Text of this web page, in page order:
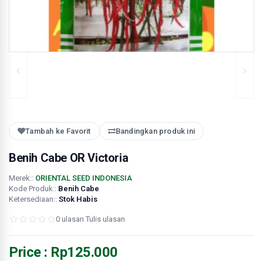
Tambah ke Favorit Bandingkan produk ini
Benih Cabe OR Victoria
Merek:: ORIENTAL SEED INDONESIA
Kode Produk:: Benih Cabe
Ketersediaan:: Stok Habis
0 ulasan Tulis ulasan
Price : Rp125.000